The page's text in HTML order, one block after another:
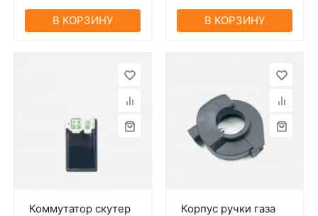
В КОРЗИНУ В КОРЗИНУ
Коммутатор скутер
Корпус ручки газа